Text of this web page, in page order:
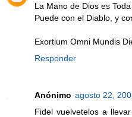
La Mano de Dios es
Puede con el Diablo, y
Exortium Omni Mundis
Responder
Anónimo agosto 22,
Fidel vuelvetelos a